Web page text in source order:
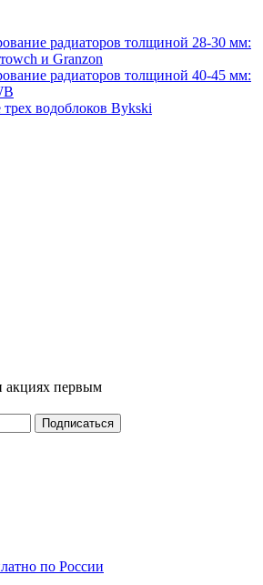
радиаторов толщиной 28-30 мм:
и Granzon
радиаторов толщиной 40-45 мм:
водоблоков Bykski
акциях первым
по России